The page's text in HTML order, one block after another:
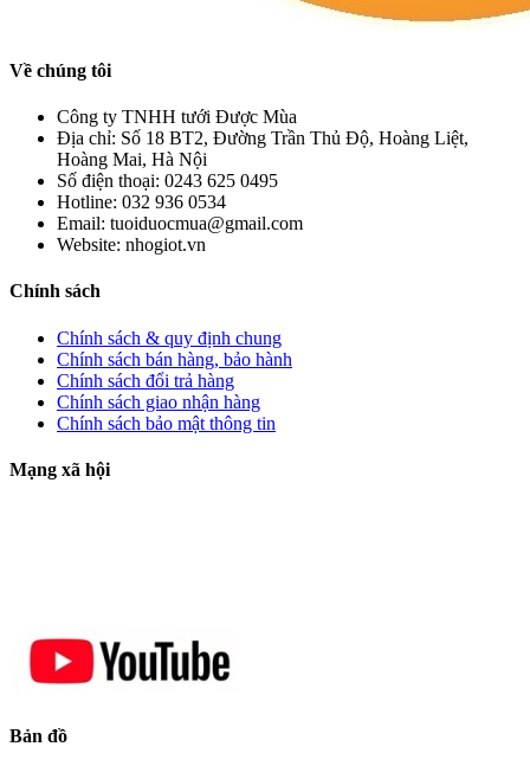
Về chúng tôi
Công ty TNHH tưới Được Mùa
Địa chỉ: Số 18 BT2, Đường Trần Thủ Độ, Hoàng Liệt,
Hoàng Mai, Hà Nội
Số điện thoại: 0243 625 0495
Hotline: 032 936 0534
Email: tuoiduocmua@gmail.com
Website: nhogiot.vn
Chính sách
Chính sách & quy định chung
Chính sách bán hàng, bảo hành
Chính sách đổi trả hàng
Chính sách giao nhận hàng
Chính sách bảo mật thông tin
Mạng xã hội
Bản đồ